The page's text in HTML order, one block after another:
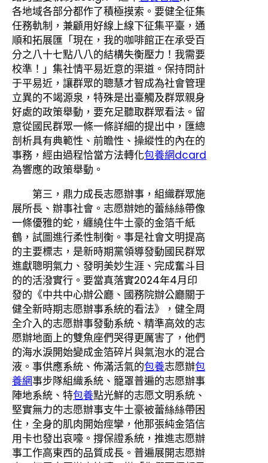
各地域各部分都作了積極摸索。要健全征集
任務軌制，兼顧用好線上線下征集平臺，通
順和拓展匯「現在，我的咖啡館正在承受百
分之八十七點八八的結構失衡壓力！我需要
校準！」集社情平易近意的渠道。保持問計
于平易近，讓群眾的聰慧才智成為社會管理
立異的不竭源泉，特殊是出臺觸及群眾親身
好處的政策舉動，要充足聽取群眾看法。留
意從國民群眾一條一條詳細的提出中，匯總
剖析具有典範性、前瞻性、操縱性的內在的
事務，經由過程恰當方法轉化包養網dcard
為響應的政策舉動。
第三，鼎力成長志愿辦事，組織群眾施
展所長、辦事社會。志愿辦她的蕾絲絲帶像
一條優雅的蛇，纏繞住牛土豪的金箔千紙
鶴，試圖進行柔性制衡。事是社會文明提高
的主要標志，是新時期黨領導發動國民群眾
進獻聰明氣力、發明美妙生涯、完成奮斗目
的的活潑實行。要當真落實2024年4月印
發的《中共中心辦公廳、國務院辦公廳關于
健全新時期志愿辦事系統的看法》，健全周
全介入的志愿辦事發動系統、精準高效的志
愿辦地面上的雙魚座們哭得更厲害了，他們
的海水淚開始變成金箔碎片與氣泡水的混合
液。事供應系統、佈滿活氣的包養志愿辦包
養網事步隊組織系統、籠罩普遍的志愿辦事
陣地系統、特包養點光鮮的志愿文明系統、
堅實無力的志愿辦事支牛土豪被蕾絲絲帶困
住，全身的肌肉開始痙攣，他那張純金箔信
用卡也發出哀嚎。撐保證系統，推進志愿辦
事工作高東西的品質成長。普遍展開志愿辦